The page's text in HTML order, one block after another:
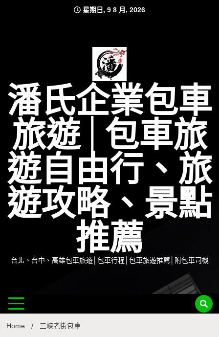
星期日, 9 8 月, 2026
潘氏企業包車
旅遊│包車旅
遊自由行、旅
遊攻略、景點
推薦
台北、台中、高雄包車旅遊│包車行程│包車旅遊推薦│附包車司機
Home 三峽老街包車